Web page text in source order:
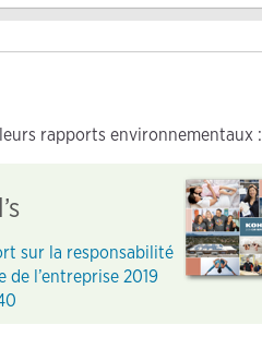
rapports environnementaux :
sur la responsabilité
de l’entreprise 2019